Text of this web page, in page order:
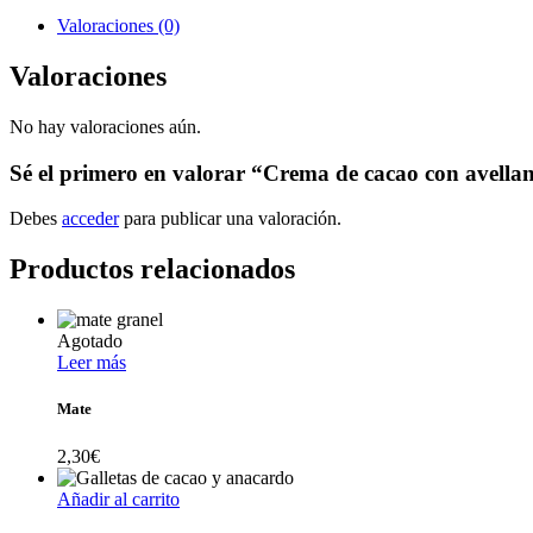
Valoraciones (0)
Valoraciones
No hay valoraciones aún.
Sé el primero en valorar “Crema de cacao con
Debes accederpara publicar una valoración.
Productos relacionados
Agotado
Leer más
Mate
2,30€
Añadir al carrito